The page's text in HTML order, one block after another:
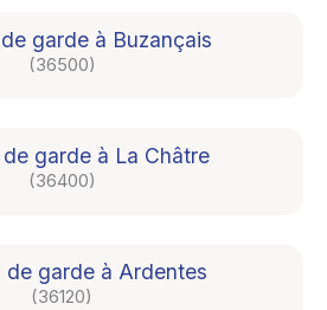
garde à Buzançais
(36500)
garde à La Châtre
(36400)
de garde à Ardentes
(36120)